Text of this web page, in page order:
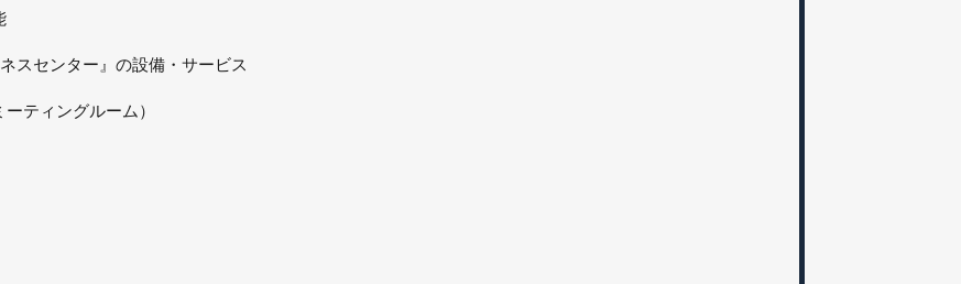
スセンター』の設備・サービス
ティングルーム）